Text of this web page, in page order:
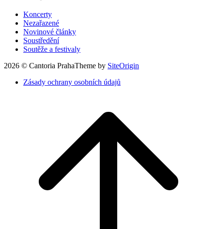
Koncerty
Nezařazené
Novinové články
Soustředění
Soutěže a festivaly
2026 © Cantoria PrahaTheme by SiteOrigin
Zásady ochrany osobních údajů